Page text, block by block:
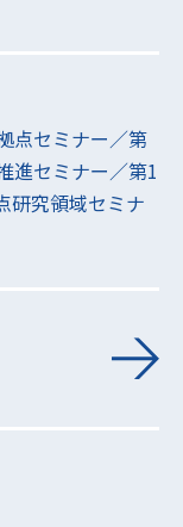
点セミナー／第
進セミナー／第1
研究領域セミナ